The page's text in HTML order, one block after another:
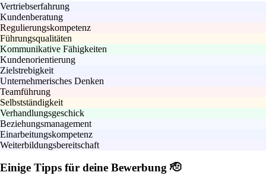
Vertriebserfahrung
Kundenberatung
Regulierungskompetenz
Führungsqualitäten
Kommunikative Fähigkeiten
Kundenorientierung
Zielstrebigkeit
Unternehmerisches Denken
Teamführung
Selbstständigkeit
Verhandlungsgeschick
Beziehungsmanagement
Einarbeitungskompetenz
Weiterbildungsbereitschaft
Einige Tipps für deine Bewerbung 🫡